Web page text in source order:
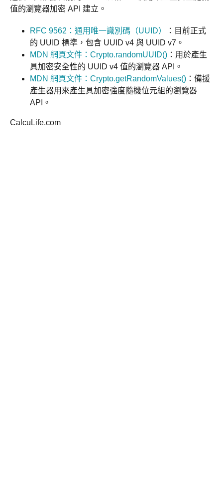
值的瀏覽器加密 API 建立。
RFC 9562：通用唯一識別碼（UUID）
：目前正式
的 UUID 標準，包含 UUID v4 與 UUID v7。
MDN 網頁文件：Crypto.randomUUID() ：用於產生
具加密安全性的 UUID v4 值的瀏覽器 API。
MDN 網頁文件：Crypto.getRandomValues() ：備援
產生器用來產生具加密強度隨機位元組的瀏覽器
API。
CalcuLife.com